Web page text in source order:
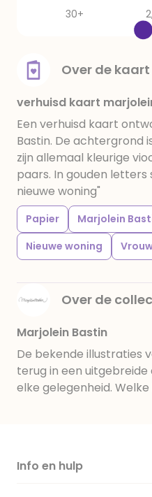
30+
Over de kaart
verhuisd kaart
Een verhuisd kaart
Bastin. De achtergrond
zijn allemaal kleurige
paars. In gouden letters
nieuwe woning"
Papier Marjolein
Nieuwe woning
Over de
Marjolein Bastin
De bekende illustraties
terug in een
elke gelegenheid. Welke
Info en hulp